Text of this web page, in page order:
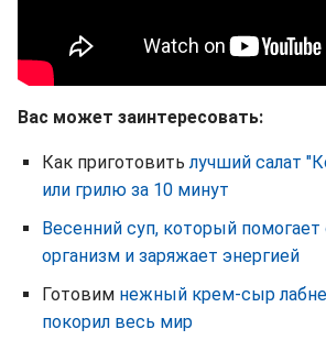
Вас может заинтересовать:
Как приготовитьлучший салат
или грилю за 10 минут
Весенний суп, который помогает
организм и заряжает энергией
Готовим нежный крем-сыр
покорил весь мир